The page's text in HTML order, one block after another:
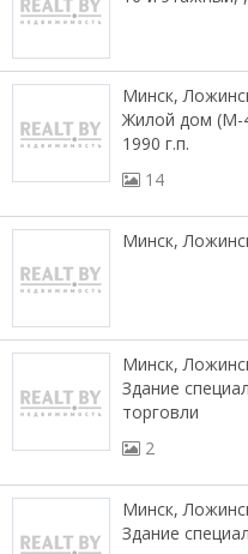
Минск,
Жилой дом (М-
1990 г.п.
14
Минск,
Минск,
Здание
торговли
2
Минск,
Здание